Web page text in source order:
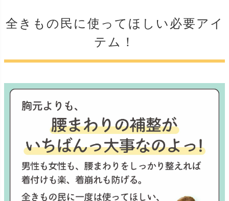
全きもの民に使ってほしい必要アイ
テム！